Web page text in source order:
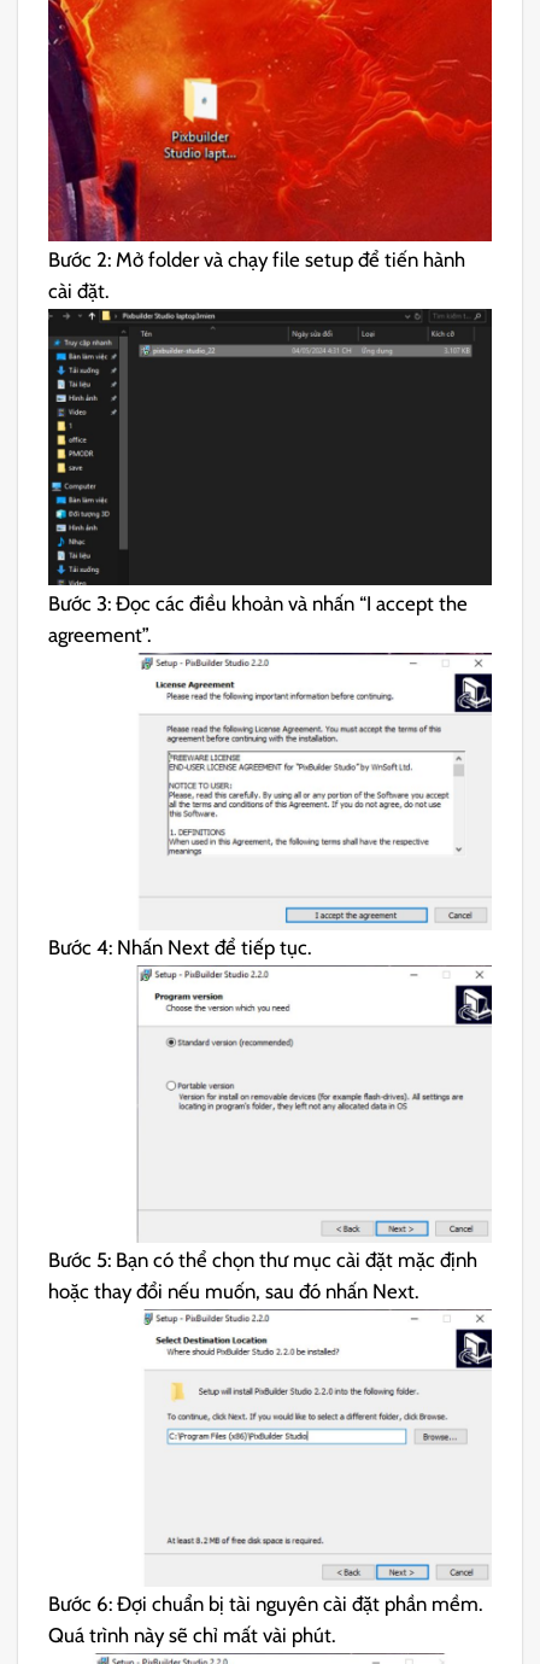
Bước 2: Mở folder và chạy file setup để tiến hành
cài đặt.
Bước 3: Đọc các điều khoản và nhấn “I accept the
agreement”.
Bước 4: Nhấn Next để tiếp tục.
Bước 5: Bạn có thể chọn thư mục cài đặt mặc định
hoặc thay đổi nếu muốn, sau đó nhấn Next.
Bước 6: Đợi chuẩn bị tài nguyên cài đặt phần mềm.
Quá trình này sẽ chỉ mất vài phút.